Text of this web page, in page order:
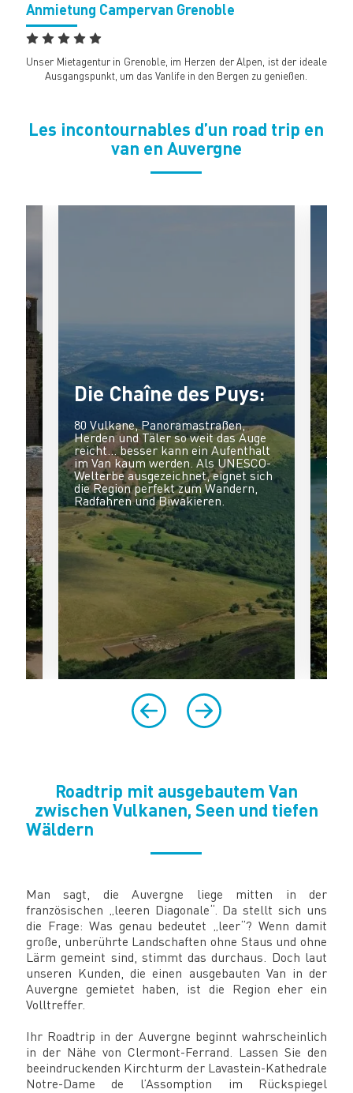
Anmietung Campervan Grenoble
Unser Mietagentur in Grenoble, im Herzen der Alpen, ist der ideale
Ausgangspunkt, um das Vanlife in den Bergen zu genießen.
Les incontournables d’un road trip en
van en Auvergne
Die Chaîne des Puys:
80 Vulkane, Panoramastraßen,
Herden und Täler so weit das Auge
reicht… besser kann ein Aufenthalt
im Van kaum werden. Als UNESCO-
Welterbe ausgezeichnet, eignet sich
die Region perfekt zum Wandern,
Radfahren und Biwakieren.
Der
Roadtrip mit ausgebautem Van
zwischen Vulkanen, Seen und tiefen
Wäldern
Man sagt, die Auvergne liege mitten in der
französischen „leeren Diagonale“. Da stellt sich uns
die Frage: Was genau bedeutet „leer“? Wenn damit
große, unberührte Landschaften ohne Staus und ohne
Lärm gemeint sind, stimmt das durchaus. Doch laut
unseren Kunden, die einen ausgebauten Van in der
Auvergne gemietet haben, ist die Region eher ein
Volltreffer.
Ihr Roadtrip in der Auvergne beginnt wahrscheinlich
in der Nähe von Clermont-Ferrand. Lassen Sie den
beeindruckenden Kirchturm der Lavastein-Kathedrale
Notre-Dame de l’Assomption im Rückspiegel